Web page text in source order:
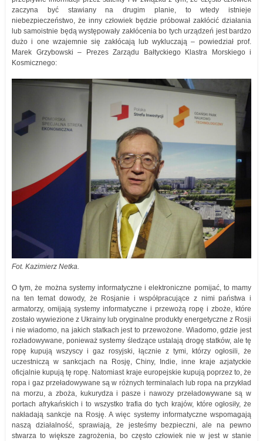
zaczyna być stawiany na drugim planie, to wtedy istnieje
niebezpieczeństwo, że inny człowiek będzie próbował zakłócić działania
lub samoistnie będą występowały zakłócenia bo tych urządzeń jest bardzo
dużo i one wzajemnie się zakłócają lub wykluczają – powiedział prof.
Marek Grzybowski – Prezes Zarządu Bałtyckiego Klastra Morskiego i
Kosmicznego:
Fot. Kazimierz Netka.
O tym, że można systemy informatyczne i elektroniczne pomijać, to mamy
na ten temat dowody, że Rosjanie i współpracujące z nimi państwa i
armatorzy, omijają systemy informatyczne i przewożą ropę i zboże, które
zostało wywiezione z Ukrainy lub oryginalne produkty energetyczne z Rosji
i nie wiadomo, na jakich statkach jest to przewożone. Wiadomo, gdzie jest
rozładowywane, ponieważ systemy śledzące ustalają drogę statków, ale tę
ropę kupują wszyscy i gaz rosyjski, łącznie z tymi, którzy ogłosili, że
uczestniczą w sankcjach na Rosję, Chiny, Indie, inne kraje azjatyckie
oficjalnie kupują tę ropę. Natomiast kraje europejskie kupują poprzez to, że
ropa i gaz przeładowywane są w różnych terminalach lub ropa na przykład
na morzu, a zboża, kukurydza i pasze i nawozy przeładowywane są w
portach afrykańskich i to wszystko trafia do tych krajów, które ogłosiły, że
nakładają sankcje na Rosję. A więc systemy informatyczne wspomagają
naszą działalność, sprawiają, że jesteśmy bezpieczni, ale na pewno
stwarza to większe zagrożenia, bo często człowiek nie w jest w stanie